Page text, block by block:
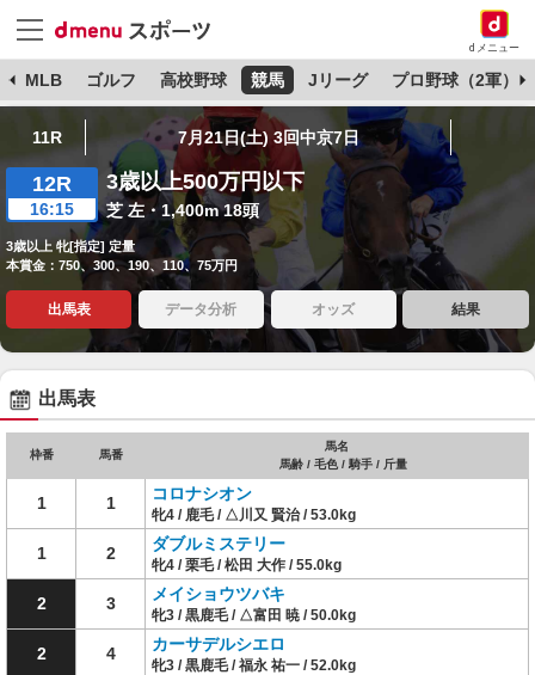
dメニュー
MLB ゴルフ 高校野球 競馬 Jリーグ プロ野球（2軍）
11R 7月21日(土) 3回中京7日
12R
16:15
3歳以上500万円以下
芝 左・1,400m 18頭
3歳以上 牝[指定] 定量
本賞金：750、300、190、110、75万円
出馬表 データ分析 オッズ 結果
出馬表
枠番 馬番
馬名
馬齢 / 毛色 / 騎手 / 斤量
1 1 コロナシオン
牝4 / 鹿毛 / △川又 賢治 / 53.0kg
1 2 ダブルミステリー
牝4 / 栗毛 / 松田 大作 / 55.0kg
2 3 メイショウツバキ
牝3 / 黒鹿毛 / △富田 暁 / 50.0kg
2 4 カーサデルシエロ
牝3 / 黒鹿毛 / 福永 祐一 / 52.0kg